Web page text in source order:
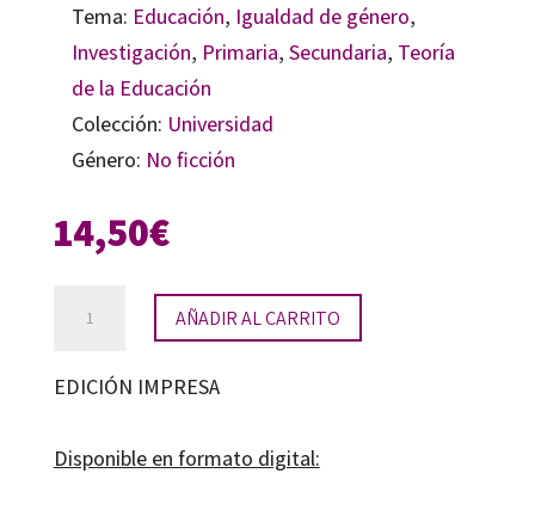
Tema: Educación, Igualdad de género,
Investigación, Primaria, Secundaria, Teoría
de la Educación
Colección: Universidad
Género: No ficción
14,50€
género
educación
cantidad
AÑADIR AL CARRITO
EDICIÓN IMPRESA
Disponible en formato digital: